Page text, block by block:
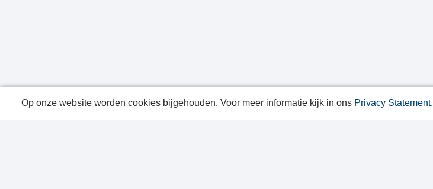
Publicatiedatum: 15-05-2024
Op onze website worden cookies bijgehouden. Voor meer informatie kijk in ons Privacy Statement.